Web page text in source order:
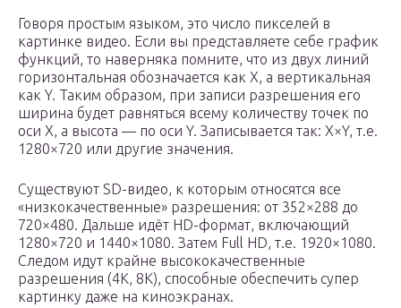
Говоря простым языком, это число пикселей в
картинке видео. Если вы представляете себе график
функций, то наверняка помните, что из двух линий
горизонтальная обозначается как X, а вертикальная
как Y. Таким образом, при записи разрешения его
ширина будет равняться всему количеству точек по
оси X, а высота — по оси Y. Записывается так: X×Y, т.е.
1280×720 или другие значения.
Существуют SD-видео, к которым относятся все
«низкокачественные» разрешения: от 352×288 до
720×480. Дальше идёт HD-формат, включающий
1280×720 и 1440×1080. Затем Full HD, т.е. 1920×1080.
Следом идут крайне высококачественные
разрешения (4K, 8K), способные обеспечить супер
картинку даже на киноэкранах.